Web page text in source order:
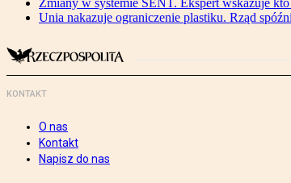
Zmiany w systemie SENT. Ekspert wskazuje
Unia nakazuje ograniczenie plastiku. Rząd
KONTAKT
O nas
Kontakt
Napisz do nas